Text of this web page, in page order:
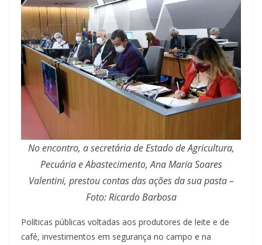
No encontro, a secretária de Estado de Agricultura,
Pecuária e Abastecimento, Ana Maria Soares
Valentini, prestou contas das ações da sua pasta –
Foto: Ricardo Barbosa
Políticas públicas voltadas aos produtores de leite e de
café, investimentos em segurança no campo e na